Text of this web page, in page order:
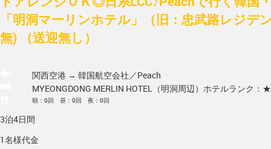
「明洞マーリンホテル」（旧：忠武路レジデ
無) （送迎無し）
関西空港 → 韓国航空会社／Peach
MYEONGDONG MERLIN HOTEL（明洞周辺） ホテルランク：
朝：0回 昼：0回 夜：0回
3泊4日間
1名様代金